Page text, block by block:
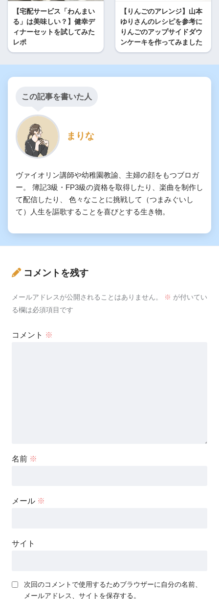
【宅配サービス「わんまい
る」は美味しい？】健幸デ
ィナーセットを試してみた
レポ
【りんごのアレンジ】山本
ゆりさんのレシピを参考に
りんごのアップサイドダウ
ンケーキを作ってみました
この記事を書いた人
まりな
ヴァイオリン講師や幼稚園教諭、主婦の顔をもつブロガ
ー。 簿記3級・FP3級の資格を取得したり、楽曲を制作し
て配信したり、 色々なことに挑戦して（つまみぐいし
て）人生を謳歌することを喜びとする生き物。
コメントを残す
メールアドレスが公開されることはありません。 ※ が付いてい
る欄は必須項目です
コメント ※
名前 ※
メール ※
サイト
次回のコメントで使用するためブラウザーに自分の名前、
メールアドレス、サイトを保存する。